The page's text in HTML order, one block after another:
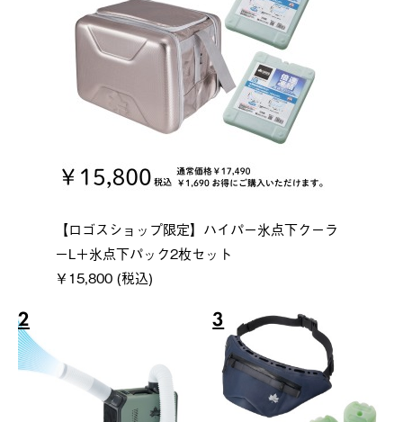
【ロゴスショップ限定】ハイパー氷点下クーラ
ーL＋氷点下パック2枚セット
￥15,800 (税込)
2 3